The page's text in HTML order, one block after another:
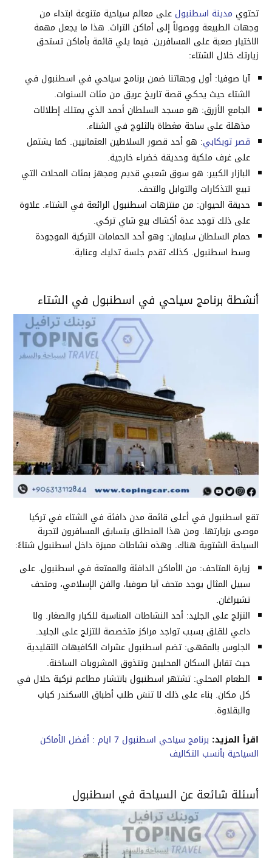
تحتوي مدينة اسطنبول على معالم سياحية متنوعة ابتداء من
وجهات الطبيعة ووصولاً إلى أماكن التراث. هذا ما يجعل مهمة
الاختيار صعبة على المسافرين. فيما يلي قائمة بأماكن تستحق
زيارتك خلال الشتاء:
آيا صوفيا: أول وجهاتنا ضمن برنامج سياحي في اسطنبول في
الشتاء حيث يحكي قصة تاريخ عريق من مئات السنوات.
الجامع الأزرق: هو مسجد السلطان أحمد الذي يمتلك إطلالات
مذهلة على ساحة مغطاة بالثلوج في الشتاء.
قصر توبكابي: هو أحد قصور السلاطين العثمانيين. كما يشتمل
على غرف ملكية وحديقة خضراء خارجية.
البازار الكبير: هو سوق شعبي قديم ومجهز بمئات المحلات التي
تبيع التذكارات والتوابل والتحف.
حديقة الحيوان: من منتزهات اسطنبول الرائعة في الشتاء. علاوة
على ذلك توجد عدة أكشاك بيع شاي تركي.
حمام السلطان سليمان: وهو أحد الحمامات التركية الموجودة
وسط اسطنبول. كذلك تقدم جلسة تدليك وعناية.
أنشطة برنامج سياحي في اسطنبول في الشتاء
تقع اسطنبول في أعلى قائمة مدن دافئة في الشتاء في تركيا
موصى بزيارتها. ومن هذا المنطلق يتسابق المسافرون لتجربة
السياحة الشتوية هناك. وهذه نشاطات مميزة داخل اسطنبول شتاءً:
زيارة المتاحف: من الأماكن الدافئة والممتعة في اسطنبول. على
سبيل المثال يوجد متحف آيا صوفيا، والفن الإسلامي، ومتحف
تشيراغان.
التزلج على الجليد: أحد النشاطات المناسبة للكبار والصغار. ولا
داعي للقلق بسبب تواجد مراكز متخصصة للتزلج على الجليد.
الجلوس بالمقهى: تضم اسطنبول عشرات الكافيهات التقليدية
حيث تقابل السكان المحليين وتتذوق المشروبات الساخنة.
الطعام المحلي: تشتهر اسطنبول بانتشار مطاعم تركية حلال في
كل مكان. بناء على ذلك لا تنسَ طلب أطباق الاسكندر كباب
والبقلاوة.
اقرأ المزيد:
برنامج سياحي اسطنبول 7 ايام : أفضل الأماكن
السياحية بأنسب التكاليف
أسئلة شائعة عن السياحة في اسطنبول